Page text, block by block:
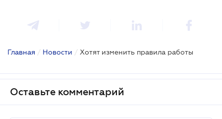
Главная / Новости / Хотят изменить правила работы
Оставьте комментарий